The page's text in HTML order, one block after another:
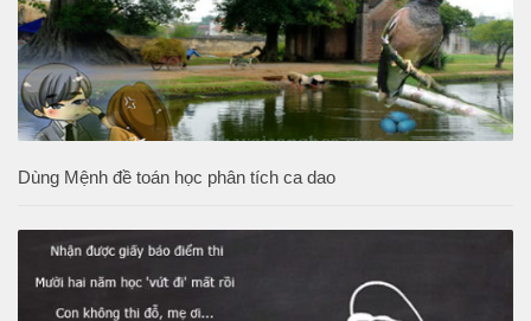
Dùng Mệnh đề toán học phân tích ca dao